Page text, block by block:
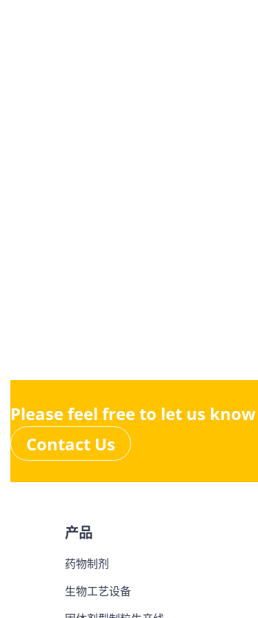
Please feel free to let us
Contact Us
产品
药物制剂
生物工艺设备